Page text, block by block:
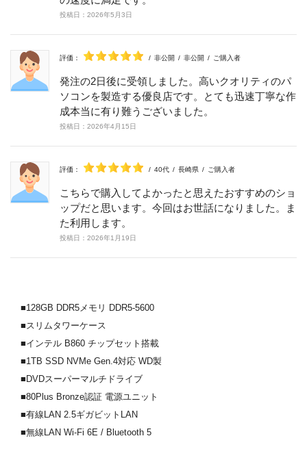
投稿日：2026年5月3日
評価： / 非公開 / 非公開 / ご購入者
発注の2日後に受領しました。高いクオリティのパ
ソコンを製造する優良店です。とても迅速丁寧な作
成本当に有り難うございました。
投稿日：2026年4月 15日
評価： / 40代 / 長崎県 / ご購入者
こちらで購入してよかったと思えたおすすめのショ
ップだと思います。今回はお世話になりました。ま
た利用します。
投稿日：2026年1月 19日
■128GB DDR5メモリ DDR5-5600
■スリムタワーケース
■インテル B860 チップセット搭載
■1TB SSD NVMe Gen.4対応 WD製
■DVDスーパーマルチドライブ
■80Plus Bronze認証 電源ユニット
■有線LAN 2.5ギガビットLAN
■無線LAN Wi-Fi 6E / Bluetooth 5